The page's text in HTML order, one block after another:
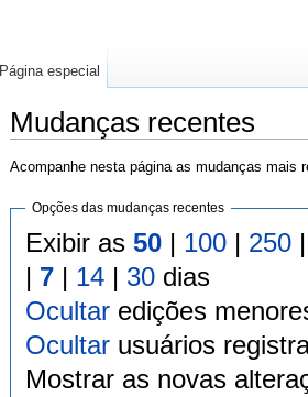
Mudanças recentes
Acompanhe nesta página as mudanças mais
Opções das mudanças recentes
Exibir as 50| 100| 250
| 7| 14| 30dias
Ocultaredições
Ocultarusuários
Mostrar as novas
Página especial